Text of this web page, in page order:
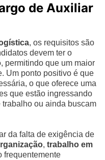
de Auxiliar
, os requisitos são
devem ter o
, permitindo que um maior
Um ponto positivo é que
o que oferece uma
que estão ingressando
ou ainda buscam
da falta de exigência de
,trabalho em
frequentemente